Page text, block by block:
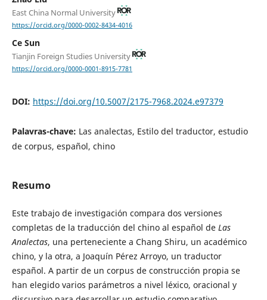
East China Normal University
https://orcid.org/0000-0002-8434-4016
Ce Sun
Tianjin Foreign Studies University
https://orcid.org/0000-0001-8915-7781
DOI: https://doi.org/10.5007/2175-7968.2024.e97379
Palavras-chave: Las analectas, Estilo del traductor, estudio
de corpus, español, chino
Resumo
Este trabajo de investigación compara dos versiones
completas de la traducción del chino al español de Las
Analectas, una perteneciente a Chang Shiru, un académico
chino, y la otra, a Joaquín Pérez Arroyo, un traductor
español. A partir de un corpus de construcción propia se
han elegido varios parámetros a nivel léxico, oracional y